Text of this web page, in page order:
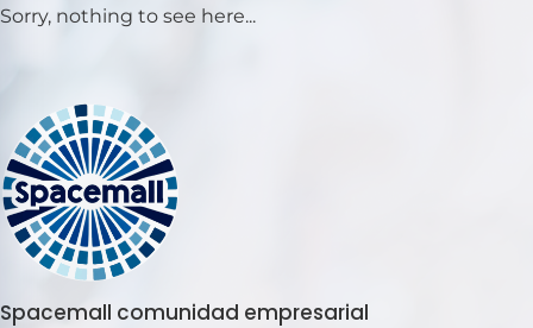
Sorry, nothing to see here...
Spacemall comunidad empresarial